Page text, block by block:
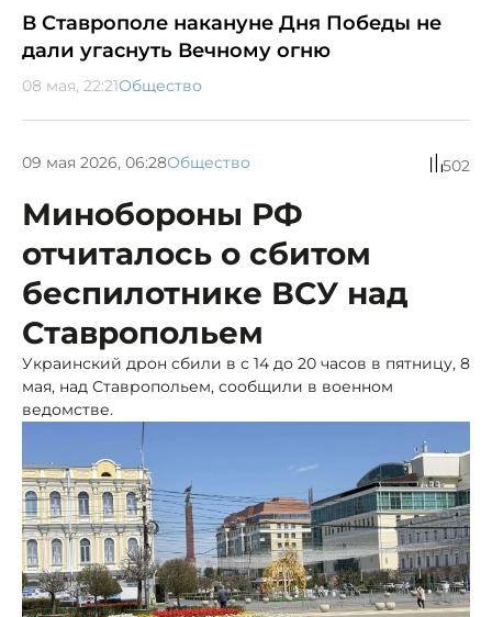
В Ставрополе накануне Дня Победы не
дали угаснуть Вечному огню
08 мая, 22:21Общество
09 мая 2026, 06:28Общество 502
Минобороны РФ
отчиталось о сбитом
беспилотнике ВСУ над
Ставропольем
Украинский дрон сбили в с 14 до 20 часов в пятницу, 8
мая, над Ставропольем, сообщили в военном
ведомстве.